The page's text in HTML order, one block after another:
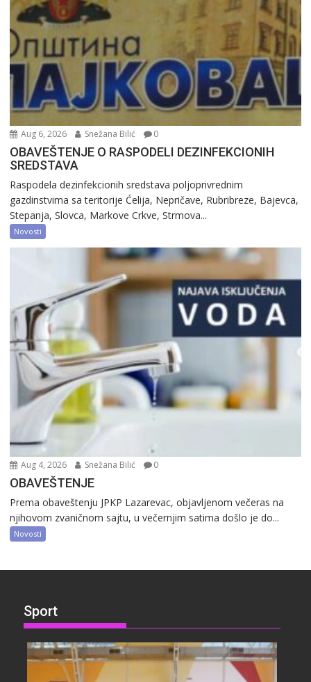
Aug 6, 2026 Snežana Bilić 0
OBAVEŠTENJE O RASPODELI DEZINFEKCIONIH
SREDSTAVA
Raspodela dezinfekcionih sredstava poljoprivrednim
gazdinstvima sa teritorije Ćelija, Nepričave, Rubribreze, Bajevca,
Stepanja, Slovca, Markove Crkve, Strmova...
Novosti
Aug 4, 2026 Snežana Bilić 0
OBAVEŠTENJE
Prema obaveštenju JPKP Lazarevac, objavljenom večeras na
njihovom zvaničnom sajtu, u večernjim satima došlo je do...
Novosti
Sport